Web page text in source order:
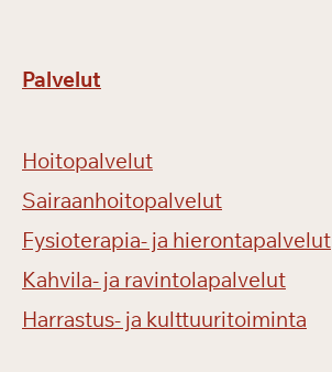
Palvelut
Hoitopalvelut
Sairaanhoitopalvelut
Fysioterapia- ja hierontapalvelut
Kahvila- ja ravintolapalvelut
Harrastus- ja kulttuuritoiminta